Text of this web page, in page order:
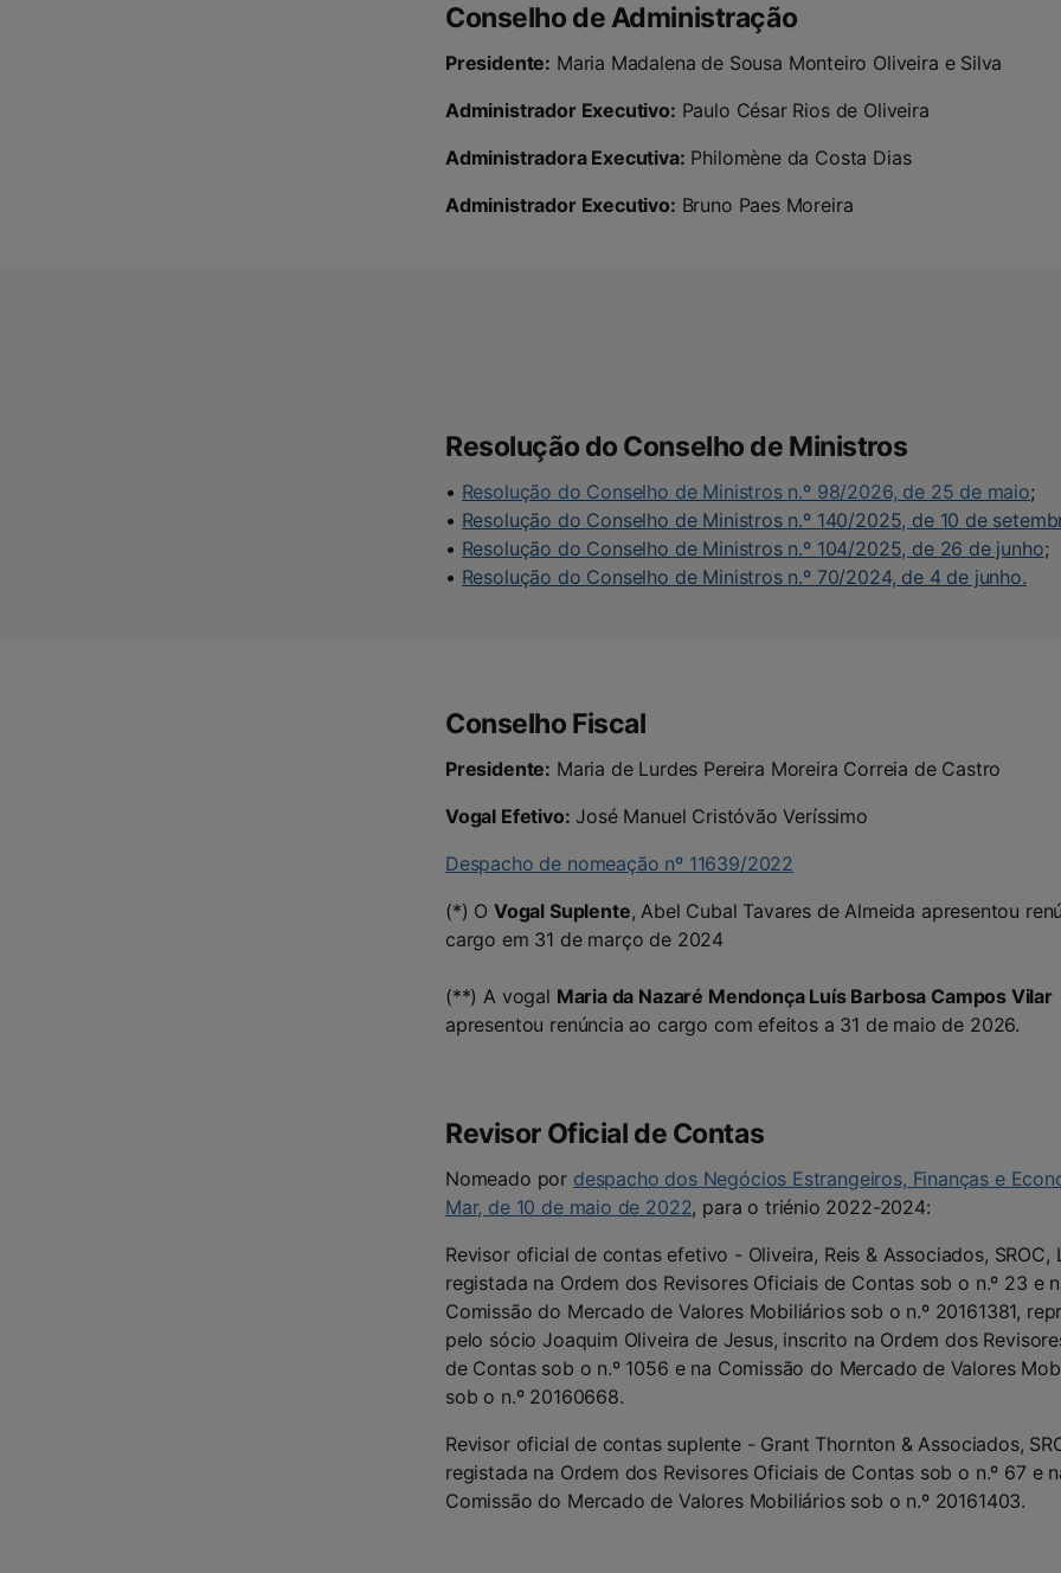
Conselho de Administração
Presidente: Maria Madalena de Sousa Monteiro Oliveira e Silva
Administrador Executivo: Paulo César Rios de Oliveira
Administradora Executiva: Philomène da Costa Dias
Administrador Executivo: Bruno Paes Moreira
Resolução do Conselho de Ministros
• Resolução do Conselho de Ministros n.º 98/2026, de 25 de maio;
• Resolução do Conselho de Ministros n.º 140/2025, de 10 de
• Resolução do Conselho de Ministros n.º 104/2025, de 26 de junho;
• Resolução do Conselho de Ministros n.º 70/2024, de 4 de junho.
Conselho Fiscal
Presidente: Maria de Lurdes Pereira Moreira Correia de Castro
Vogal Efetivo: José Manuel Cristóvão Veríssimo
Despacho de nomeação nº 11639/2022
(*) O Vogal Suplente, Abel Cubal Tavares de Almeida apresentou
cargo em 31 de março de 2024
(**) A vogal Maria da Nazaré Mendonça Luís Barbosa Campos Vilar
apresentou renúncia ao cargo com efeitos a 31 de maio de 2026.
Revisor Oficial de Contas
Nomeado por despacho dos Negócios Estrangeiros, Finanças e
Mar, de 10 de maio de 2022, para o triénio 2022-2024:
Revisor oficial de contas efetivo - Oliveira, Reis & Associados, SROC,
registada na Ordem dos Revisores Oficiais de Contas sob o n.º 23 e
Comissão do Mercado de Valores Mobiliários sob o n.º 20161381,
pelo sócio Joaquim Oliveira de Jesus, inscrito na Ordem dos
de Contas sob o n.º 1056 e na Comissão do Mercado de Valores
sob o n.º 20160668.
Revisor oficial de contas suplente - Grant Thornton & Associados,
registada na Ordem dos Revisores Oficiais de Contas sob o n.º 67 e
Comissão do Mercado de Valores Mobiliários sob o n.º 20161403.